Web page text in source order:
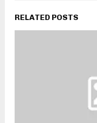
RELATED POSTS